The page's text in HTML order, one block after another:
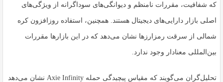
که شفافیت، مقررات نامنظم و دیوانگی‌های سوداگرانه از ویژگی‌های
اصلی بازار دارایی‌های دیجیتال هستند. همچنین، استفاده روزافزون کره
شمالی از سرقت رمزارزها نشان می‌دهد که در این بازارها مقررات
بین‌المللی معنادار وجود ندارد.
تحلیل‌گران می‌گویند که مقیاس پیچیدگی حمله Axie Infinity نشان می‌دهد